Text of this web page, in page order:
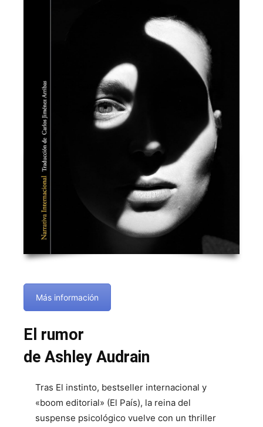
Más información
El rumor
de Ashley Audrain
Tras El instinto, bestseller internacional y
«boom editorial» (El País), la reina del
suspense psicológico vuelve con un thriller